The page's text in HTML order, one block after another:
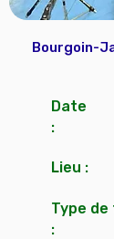
Bourgoin-
Date
:
Lieu :
Type
: